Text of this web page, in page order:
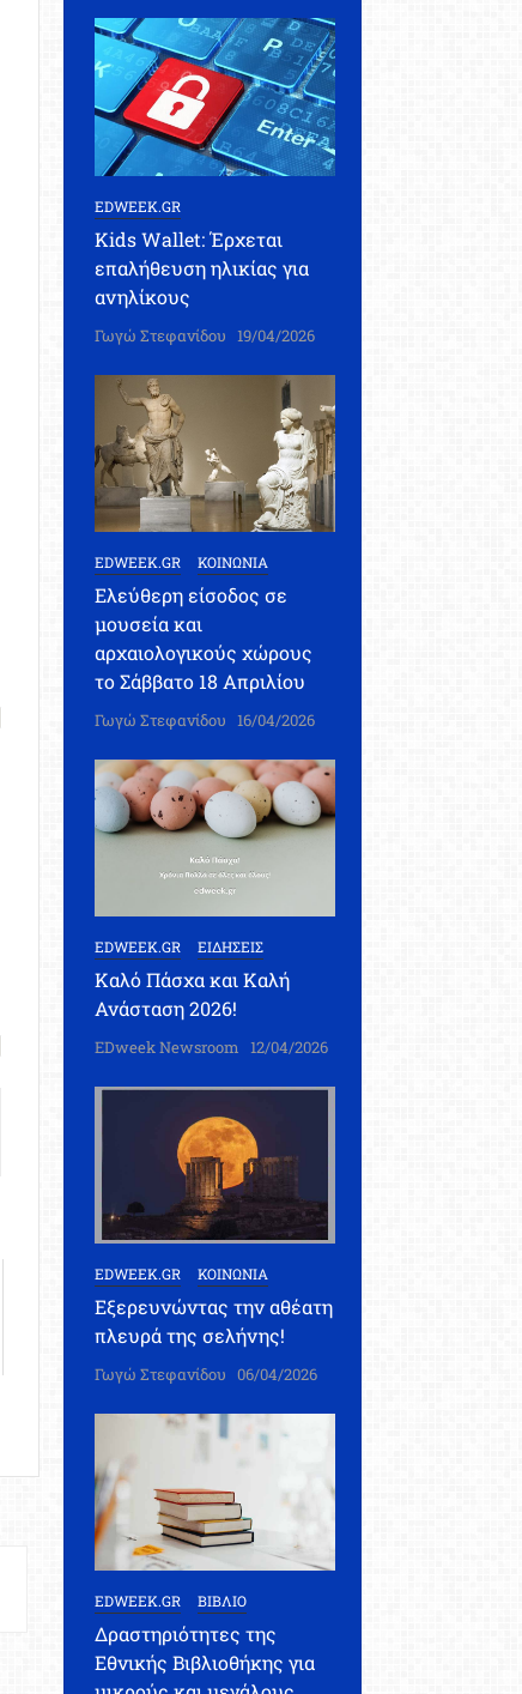
EDWEEK.GR
Kids Wallet: Έρχεται
επαλήθευση ηλικίας για
ανηλίκους
Γωγώ Στεφανίδου 19/04/2026
EDWEEK.GR ΚΟΙΝΩΝΙΑ
Ελεύθερη είσοδος σε
μουσεία και
αρχαιολογικούς χώρους
το Σάββατο 18 Απριλίου
Γωγώ Στεφανίδου 16/04/2026
EDWEEK.GR ΕΙΔΗΣΕΙΣ
Καλό Πάσχα και Καλή
Ανάσταση 2026!
EDweek Newsroom 12/04/2026
EDWEEK.GR ΚΟΙΝΩΝΙΑ
Εξερευνώντας την αθέατη
πλευρά της σελήνης!
Γωγώ Στεφανίδου 06/04/2026
EDWEEK.GR ΒΙΒΛΙΟ
Δραστηριότητες της
Εθνικής Βιβλιοθήκης για